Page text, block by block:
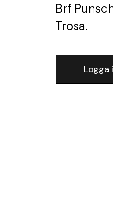
Brf
Trosa.
Logga